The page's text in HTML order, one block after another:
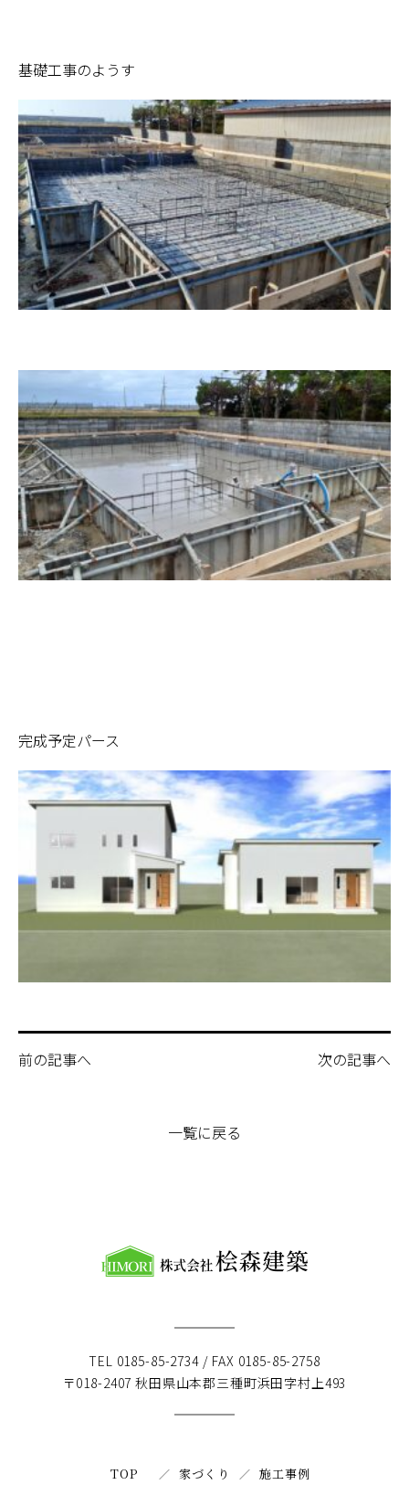
基礎工事のようす
完成予定パース
前の記事へ
一覧に戻る
次の記事へ
TEL 0185-85-2734 / FAX 0185-85-2758
〒018-2407 秋田県山本郡三種町浜田字村上493
TOP 家づくり 施工事例